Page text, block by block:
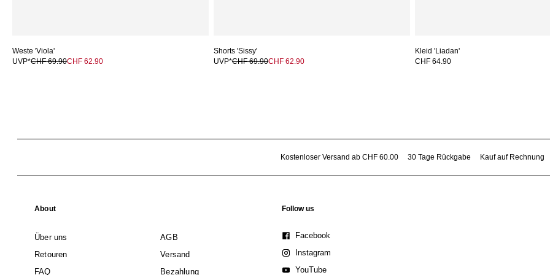
Weste 'Viola'
UVP*CHF 69.90CHF 62.90
Shorts 'Sissy'
UVP*CHF 69.90CHF 62.90
Kleid 'Liadan'
CHF 64.90
Kostenloser Versand ab CHF 60.00 30 Tage Rückgabe Kauf auf Rechnung
About
Über uns
AGB
Retouren
Versand
FAQ
Bezahlung
Follow us
Facebook
Instagram
YouTube